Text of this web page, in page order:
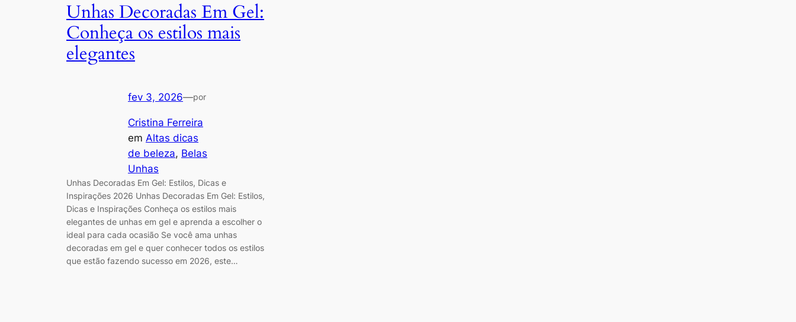
Unhas Decoradas Em Gel:
Conheça os estilos mais
elegantes
fev 3, 2026—por
Cristina Ferreira
em Altas dicas
de beleza, Belas
Unhas
Unhas Decoradas Em Gel: Estilos, Dicas e
Inspirações 2026 Unhas Decoradas Em Gel: Estilos,
Dicas e Inspirações Conheça os estilos mais
elegantes de unhas em gel e aprenda a escolher o
ideal para cada ocasião Se você ama unhas
decoradas em gel e quer conhecer todos os estilos
que estão fazendo sucesso em 2026, este…